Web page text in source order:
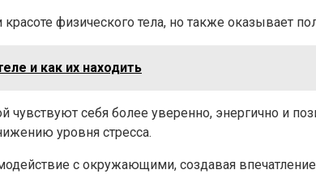
физического тела, но также оказывает
и как их находить
себя более уверенно, энергично и
уровня стресса.
с окружающими, создавая